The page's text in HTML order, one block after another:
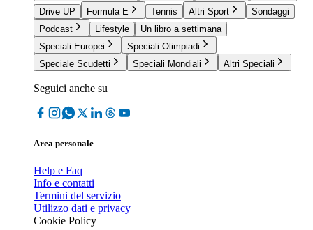
Drive UP
Formula E Tennis Altri Sport
Sondaggi
Podcast
Lifestyle
Un libro a settimana
Speciali Europei
Speciali Olimpiadi
Speciale Scudetti
Speciali Mondiali Altri Speciali
Seguici anche su
Area personale
Help e Faq
Info e contatti
Termini del servizio
Utilizzo dati e privacy
Cookie Policy